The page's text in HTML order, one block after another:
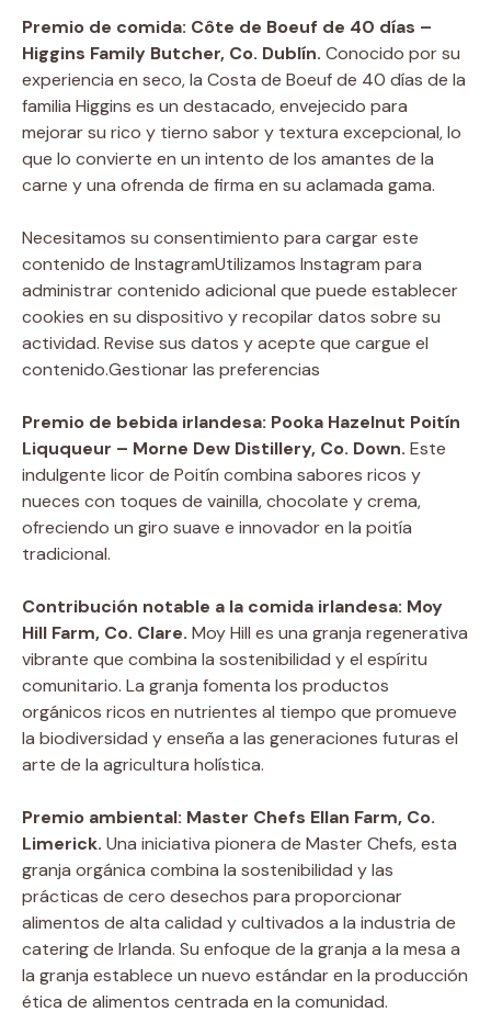
Premio de comida: Côte de Boeuf de 40 días –
Higgins Family Butcher, Co. Dublín. Conocido por su
experiencia en seco, la Costa de Boeuf de 40 días de la
familia Higgins es un destacado, envejecido para
mejorar su rico y tierno sabor y textura excepcional, lo
que lo convierte en un intento de los amantes de la
carne y una ofrenda de firma en su aclamada gama.
Necesitamos su consentimiento para cargar este
contenido de InstagramUtilizamos Instagram para
administrar contenido adicional que puede establecer
cookies en su dispositivo y recopilar datos sobre su
actividad. Revise sus datos y acepte que cargue el
contenido.Gestionar las preferencias
Premio de bebida irlandesa: Pooka Hazelnut Poitín
Liququeur – Morne Dew Distillery, Co. Down. Este
indulgente licor de Poitín combina sabores ricos y
nueces con toques de vainilla, chocolate y crema,
ofreciendo un giro suave e innovador en la poitía
tradicional.
Contribución notable a la comida irlandesa: Moy
Hill Farm, Co. Clare. Moy Hill es una granja regenerativa
vibrante que combina la sostenibilidad y el espíritu
comunitario. La granja fomenta los productos
orgánicos ricos en nutrientes al tiempo que promueve
la biodiversidad y enseña a las generaciones futuras el
arte de la agricultura holística.
Premio ambiental: Master Chefs Ellan Farm, Co.
Limerick. Una iniciativa pionera de Master Chefs, esta
granja orgánica combina la sostenibilidad y las
prácticas de cero desechos para proporcionar
alimentos de alta calidad y cultivados a la industria de
catering de Irlanda. Su enfoque de la granja a la mesa a
la granja establece un nuevo estándar en la producción
ética de alimentos centrada en la comunidad.